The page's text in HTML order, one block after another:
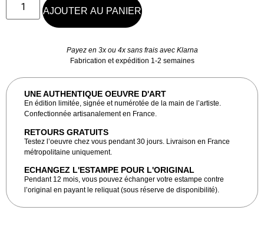
AJOUTER AU PANIER
Payez en 3x ou 4x sans frais avec Klarna
Fabrication et expédition 1-2 semaines
UNE AUTHENTIQUE OEUVRE D'ART
En édition limitée, signée et numérotée de la main de l’artiste.
Confectionnée artisanalement en France.
RETOURS GRATUITS
Testez l’oeuvre chez vous pendant 30 jours. Livraison en France
métropolitaine uniquement.
ECHANGEZ L'ESTAMPE POUR L'ORIGINAL
Pendant 12 mois, vous pouvez échanger votre estampe contre
l’original en payant le reliquat (sous réserve de disponibilité).